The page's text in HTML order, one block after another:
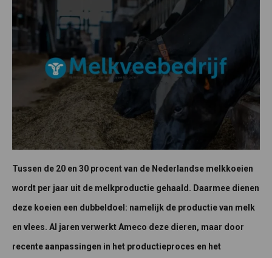
Tussen de 20 en 30 procent van de Nederlandse melkkoeien
wordt per jaar uit de melkproductie gehaald. Daarmee dienen
deze koeien een dubbeldoel: namelijk de productie van melk
en vlees. Al jaren verwerkt Ameco deze dieren, maar door
recente aanpassingen in het productieproces en het